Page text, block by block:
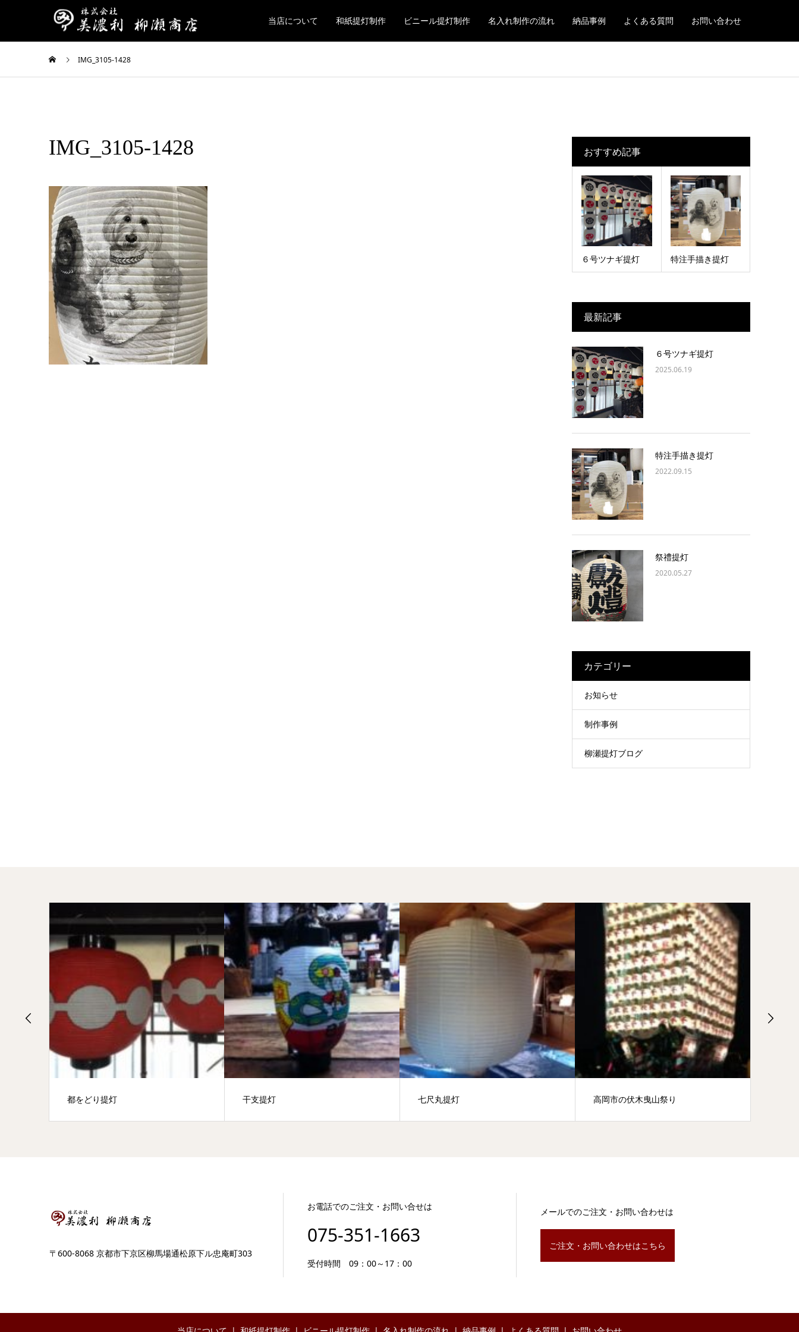
当店について 和紙提灯制作 ビニール提灯制作 名入れ制作の流れ 納品事例 よくある質問 お問い合わせ
IMG_3105-1428
IMG_3105-1428 おすすめ記事
６号ツナギ提灯 特注手描き提灯
最新記事
６号ツナギ提灯
2025.06.19
特注手描き提灯
2022.09.15
祭禮提灯
2020.05.27
カテゴリー
お知らせ
制作事例
柳瀬提灯ブログ
都をどり提灯 干支提灯 七尺丸提灯 高岡市の伏木曳山祭り
〒600-8068 京都市下京区柳馬場通松原下ル忠庵町303
お電話でのご注文・お問い合せは
075-351-1663
受付時間 09：00～17：00
メールでのご注文・お問い合わせは
ご注文・お問い合わせはこちら